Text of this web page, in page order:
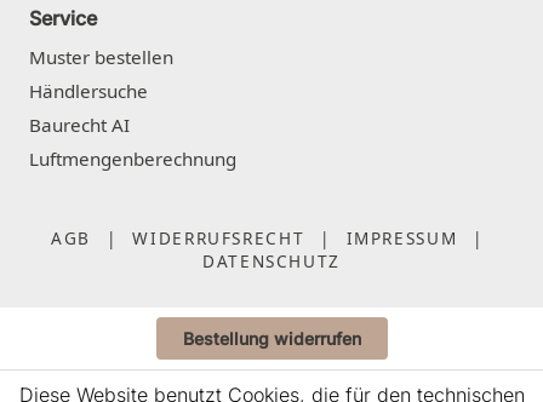
Service
Muster bestellen
Händlersuche
Baurecht AI
Luftmengenberechnung
AGB | WIDERRUFSRECHT | IMPRESSUM
|
DATENSCHUTZ
Bestellung widerrufen
Diese Website benutzt Cookies, die für den technischen